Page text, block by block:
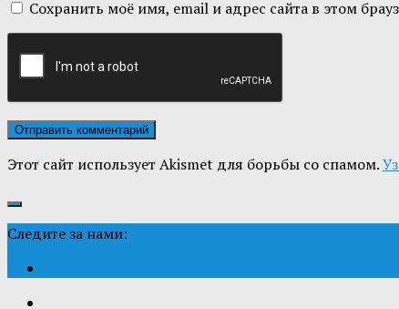
Сохранить моё имя, email и адрес сайта в этом
Этот сайт использует Akismet для борьбы со спамом.
Следите за нами: